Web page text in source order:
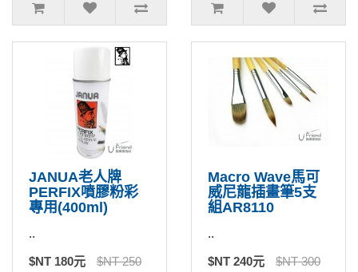
JANUA老人牌
PERFIX噴膠粉彩
專用(400ml)
..
$NT 180元
$NT 250
Macro Wave馬可
威尼龍插畫筆5支
組AR8110
..
$NT 240元
$NT 300